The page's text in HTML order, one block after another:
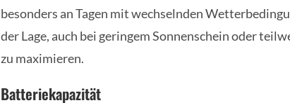
besonders an Tagen mit wechselnden
der Lage, auch bei geringem Sonnenschein oder
zu maximieren.
Batteriekapazität